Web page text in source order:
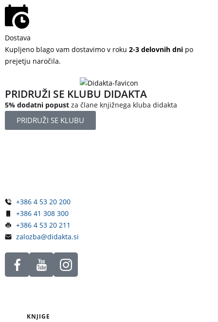
Dostava
Kupljeno blago vam dostavimo v roku 2-3 delovnih dni po
prejetju naročila.
PRIDRUŽI SE KLUBU DIDAKTA
5% dodatni popust za člane knjižnega kluba didakta
PRIDRUŽI SE KLUBU
+386 4 53 20 200
+386 41 308 300
+386 4 53 20 211
zalozba@didakta.si
KNJIGE